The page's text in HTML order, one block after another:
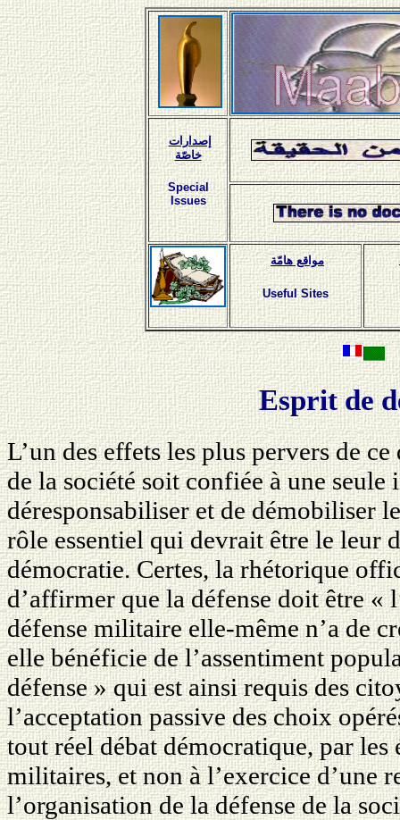
إصدارات
خاصّة
Special
Issues
مواقع هامّة
Useful Sites
Esprit de
L’un des effets les plus pervers de
de la société soit confiée à une seule
déresponsabiliser et de démobiliser
rôle essentiel qui devrait être le leur
démocratie. Certes, la rhétorique
d’affirmer que la défense doit être «
défense militaire elle-même n’a de
elle bénéficie de l’assentiment
défense » qui est ainsi requis des
l’acceptation passive des choix
tout réel débat démocratique, par
militaires, et non à l’exercice d’une
l’organisation de la défense de la